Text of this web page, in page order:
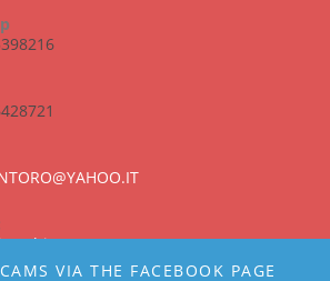
VIA THE FACEBOOK PAGE
Opens
application